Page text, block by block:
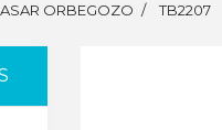
ORBEGOZO TB2207